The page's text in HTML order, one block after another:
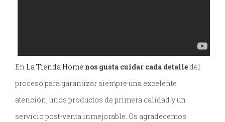
En La Tienda Home nos gusta cuidar cada detalle del
proceso para garantizar siempre una excelente
atención, unos productos de primera calidad y un
servicio post-venta inmejorable. Os agradecemos